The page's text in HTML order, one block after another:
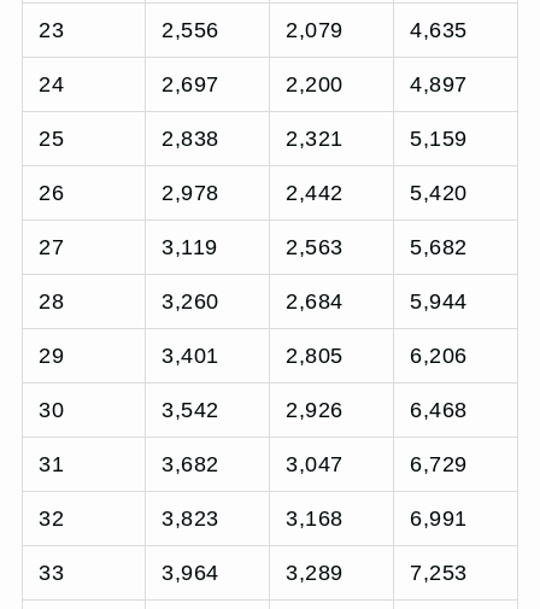
23 2,556 2,079 4,635
24 2,697 2,200 4,897
25 2,838 2,321 5,159
26 2,978 2,442 5,420
27 3,119 2,563 5,682
28 3,260 2,684 5,944
29 3,401 2,805 6,206
30 3,542 2,926 6,468
31 3,682 3,047 6,729
32 3,823 3,168 6,991
33 3,964 3,289 7,253